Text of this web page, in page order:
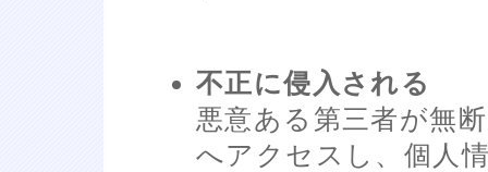
不正に侵入される
悪意ある第三者が無
へアクセスし、個人